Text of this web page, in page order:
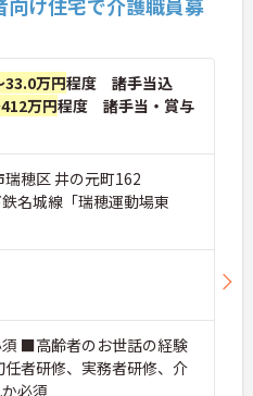
33.0万円程度 諸手当込
万円程度 諸手当・賞与
穂区 井の元町162
名城線「瑞穂運動場東
■高齢者のお世話の経験
者研修、実務者研修、介
必須